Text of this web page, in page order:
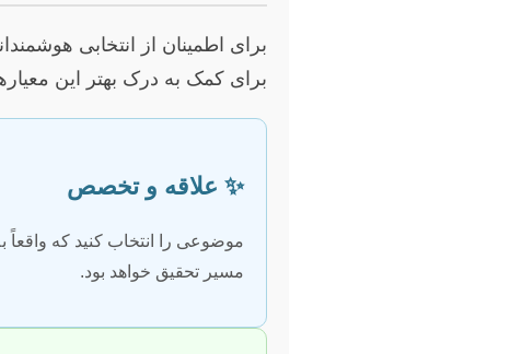
برای اطمینان از انتخابی
برای کمک به درک بهتر این
✨ علاقه و تخصص
موضوعی را انتخاب کنید که واقعاً
مسیر تحقیق خواهد بود.